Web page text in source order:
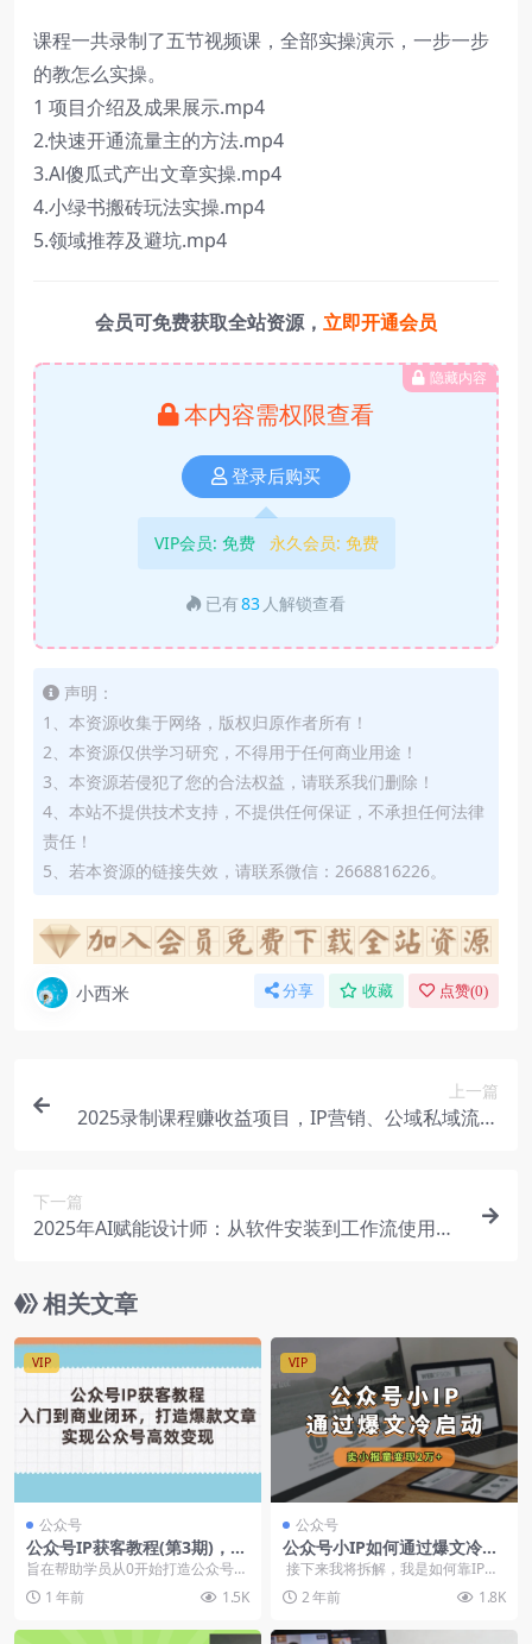
课程一共录制了五节视频课，全部实操演示，一步一步
的教怎么实操。
1 项目介绍及成果展示.mp4
2.快速开通流量主的方法.mp4
3.Al傻瓜式产出文章实操.mp4
4.小绿书搬砖玩法实操.mp4
5.领域推荐及避坑.mp4
会员可免费获取全站资源， 立即开通会员
隐藏内容
本内容需权限查看
登录后购买
VIP会员: 免费 永久会员: 免费
已有83 人解锁查看
声明：
1、本资源收集于网络，版权归原作者所有！
2、本资源仅供学习研究，不得用于任何商业用途！
3、本资源若侵犯了您的合法权益，请联系我们删除！
4、本站不提供技术支持，不提供任何保证，不承担任何法律
责任！
5、若本资源的链接失效，请联系微信：2668816226。
小西米 分享 收藏 点赞(0)
上一篇
2025录制课程赚收益项目，IP营销、公域私域流量
下一篇
2025年AI赋能设计师：从软件安装到工作流使用，
相关文章
VIP
公众号
公众号IP获客教程(第3期)，从
入门到商业闭环，打造爆款文
章
旨在帮助学员从0开始打造公众号，
并实现商业闭环。课程内容全面，
涵盖公众号基础入门...
1 年前 1.5K
VIP
公众号
公众号小IP如何通过爆文冷启
动，卖小报童变现2万【飞书
文档教程】
接下来我将拆解，我是如何靠IP爆
文冷启动产品，打造一个兼顾流
量、变现...
2 年前 1.8K